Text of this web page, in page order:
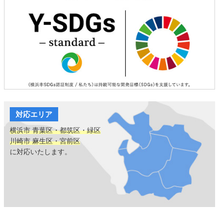
対応エリア
横浜市 青葉区・都筑区・緑区
川崎市 麻生区・宮前区
に対応いたします。